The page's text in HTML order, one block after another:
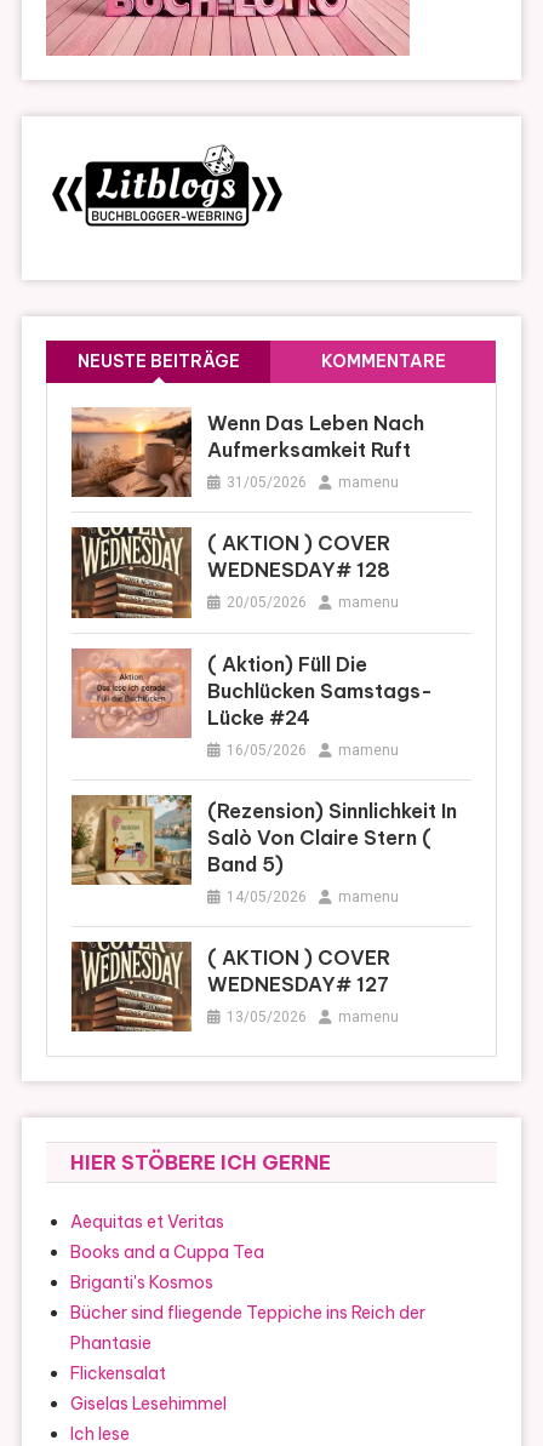
NEUSTE BEITRÄGE KOMMENTARE
Wenn Das Leben Nach
Aufmerksamkeit Ruft
31/05/2026 mamenu
( AKTION ) COVER
WEDNESDAY# 128
20/05/2026 mamenu
( Aktion) Füll Die
Buchlücken Samstags-
Lücke #24
16/05/2026 mamenu
(Rezension) Sinnlichkeit In
Salò Von Claire Stern (
Band 5)
14/05/2026 mamenu
( AKTION ) COVER
WEDNESDAY# 127
13/05/2026 mamenu
HIER STÖBERE ICH GERNE
Aequitas et Veritas
Books and a Cuppa Tea
Briganti's Kosmos
Bücher sind fliegende Teppiche ins Reich der
Phantasie
Flickensalat
Giselas Lesehimmel
Ich lese